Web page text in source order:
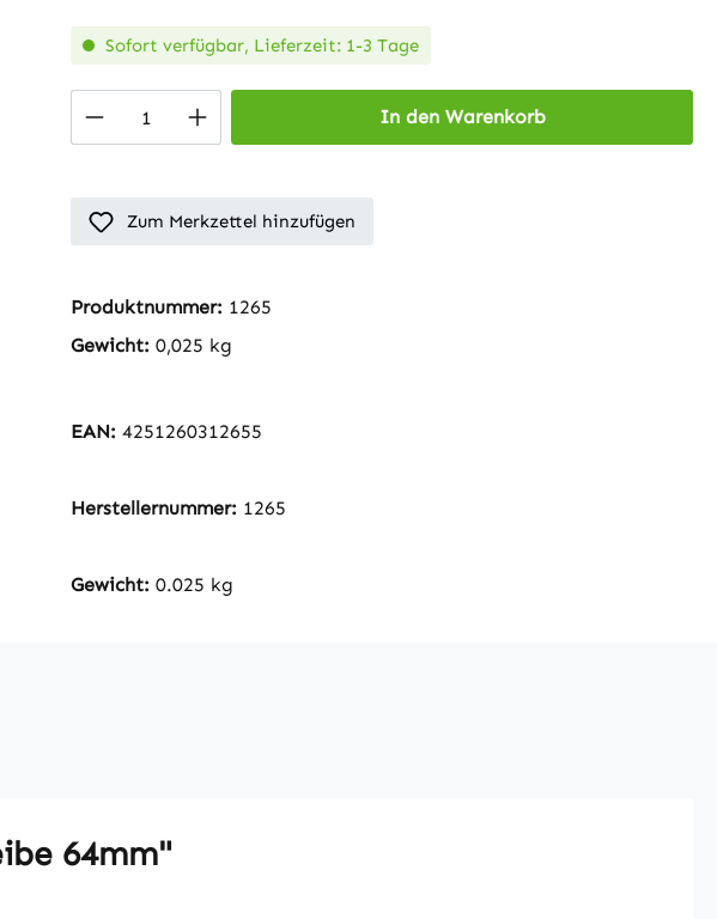
Sofort verfügbar, Lieferzeit: 1-3 Tage
Produkt Anzahl: Gib den gewünschten Wert
In den Warenkorb
Zum Merkzettel hinzufügen
Produktnummer: 1265
Gewicht: 0,025 kg
EAN: 4251260312655
Herstellernummer: 1265
Gewicht: 0.025 kg
64mm"